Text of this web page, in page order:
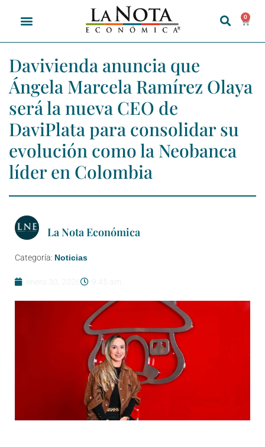
0
Davivienda anuncia que
Ángela Marcela Ramírez Olaya
será la nueva CEO de
DaviPlata para consolidar su
evolución como la Neobanca
líder en Colombia
La Nota Económica
Categoría: Noticias